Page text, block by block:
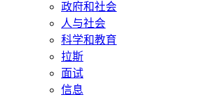
政府和社会
人与社会
科学和教育
拉斯
面试
信息